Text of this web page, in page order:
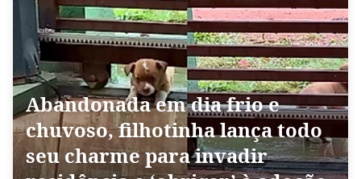
Abandonada em dia frio e
chuvoso, filhotinha lança todo
seu charme para invadir